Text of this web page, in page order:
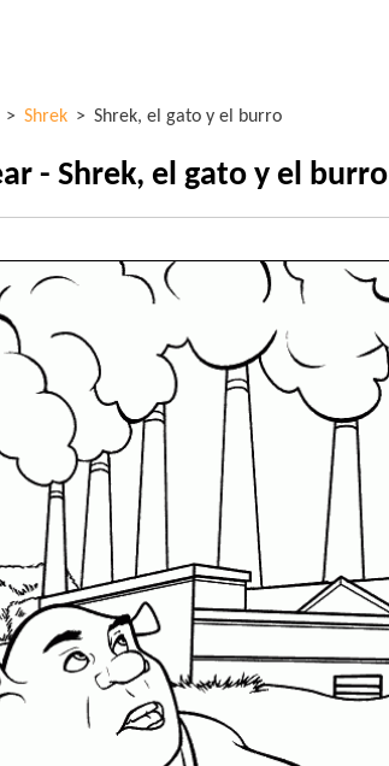
> Shrek > Shrek, el gato y el burro
- Shrek, el gato y el burro